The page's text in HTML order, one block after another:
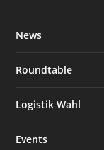
News
Roundtable
Logistik Wahl
Events